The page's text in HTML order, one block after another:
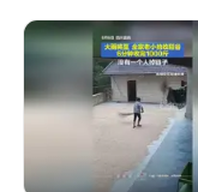
风口未延伸到外墙